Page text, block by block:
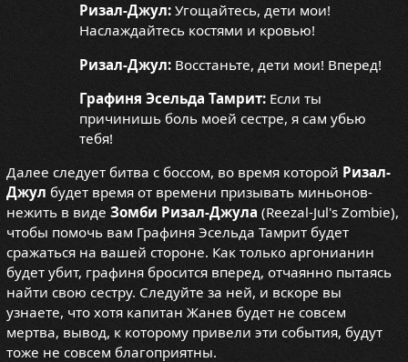
Ризал-Джул:Угощайтесь, дети мои!
Наслаждайтесь костями и кровью!
Ризал-Джул:Восстаньте, дети мои! Вперед!
Графиня Эсельда Тамрит:Если ты
причинишь боль моей сестре, я сам убью
тебя!
Далее следует битва с боссом, во время которой Ризал-
Джул будет время от времени призывать миньонов-
нежить в виде Зомби Ризал-Джула (Reezal-Jul's Zombie),
чтобы помочь вам Графиня Эсельда Тамрит будет
сражаться на вашей стороне. Как только аргонианин
будет убит, графиня бросится вперед, отчаянно пытаясь
найти свою сестру. Следуйте за ней, и вскоре вы
узнаете, что хотя капитан Жанев будет не совсем
мертва, вывод, к которому привели эти события, будут
тоже не совсем благоприятны.